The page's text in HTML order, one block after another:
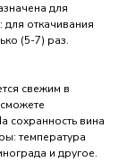
для
для откачивания
(5-7) раз.
свежим в
сохранность вина
температура
и другое.